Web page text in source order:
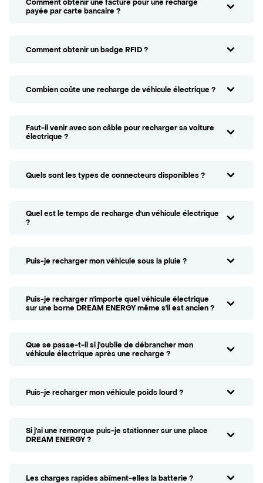
Comment obtenir une facture pour une recharge
payée par carte bancaire ?
Comment obtenir un badge RFID ?
Combien coûte une recharge de véhicule électrique ?
Faut-il venir avec son câble pour recharger sa voiture
électrique ?
Quels sont les types de connecteurs disponibles ?
Quel est le temps de recharge d'un véhicule électrique
?
Puis-je recharger mon véhicule sous la pluie ?
Puis-je recharger n'importe quel véhicule électrique
sur une borne DREAM ENERGY même s'il est ancien ?
Que se passe-t-il si j'oublie de débrancher mon
véhicule électrique après une recharge ?
Puis-je recharger mon véhicule poids lourd ?
Si j'ai une remorque puis-je stationner sur une place
DREAM ENERGY ?
Les charges rapides abîment-elles la batterie ?